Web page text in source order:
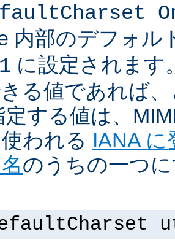
内部のデフォル
に設定されま
る値であれば
定する値は、
われる IANA
のうちの一つ